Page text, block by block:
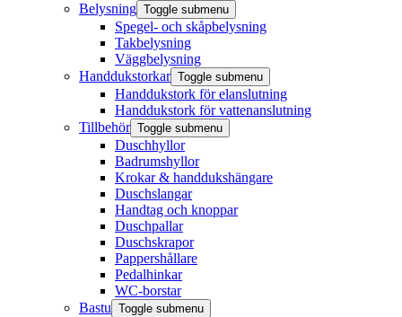
Belysning Toggle submenu
Spegel- och skåpbelysning
Takbelysning
Väggbelysning
Handdukstorkar Toggle submenu
Handdukstork för elanslutning
Handdukstork för vattenanslutning
Tillbehör Toggle submenu
Duschhyllor
Badrumshyllor
Krokar & handdukshängare
Duschslangar
Handtag och knoppar
Duschpallar
Duschskrapor
Pappershållare
Pedalhinkar
WC-borstar
Bastu Toggle submenu